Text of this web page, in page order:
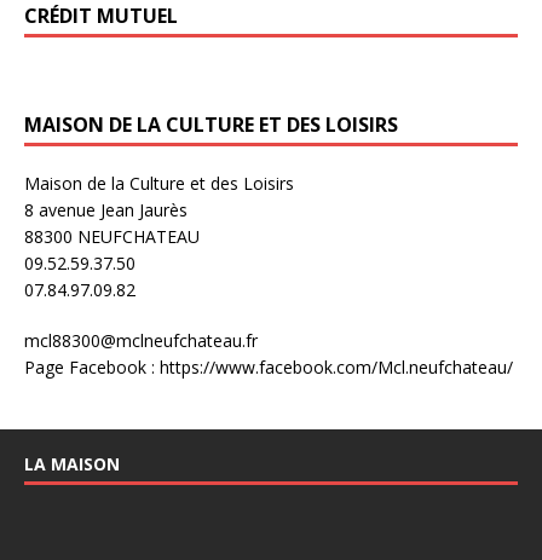
CRÉDIT MUTUEL
MAISON DE LA CULTURE ET DES LOISIRS
Maison de la Culture et des Loisirs
8 avenue Jean Jaurès
88300 NEUFCHATEAU
09.52.59.37.50
07.84.97.09.82
mcl88300@mclneufchateau.fr
Page Facebook : https://www.facebook.com/Mcl.neufchateau/
LA MAISON